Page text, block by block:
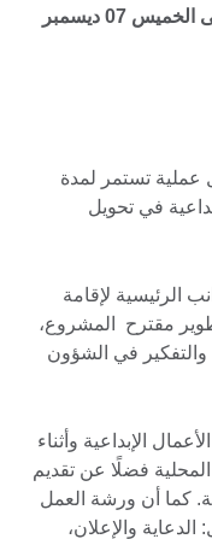
الخميس 07 ديسمبر
عملية تستمر لمدة
في تحويل
الرئيسية لإقامة
تطوير مقترح المشروع،
والتفكير في الشؤون
الإبداعية وأثناء
فضلًا عن تقديم
كما أن ورشة العمل
والإعلان،